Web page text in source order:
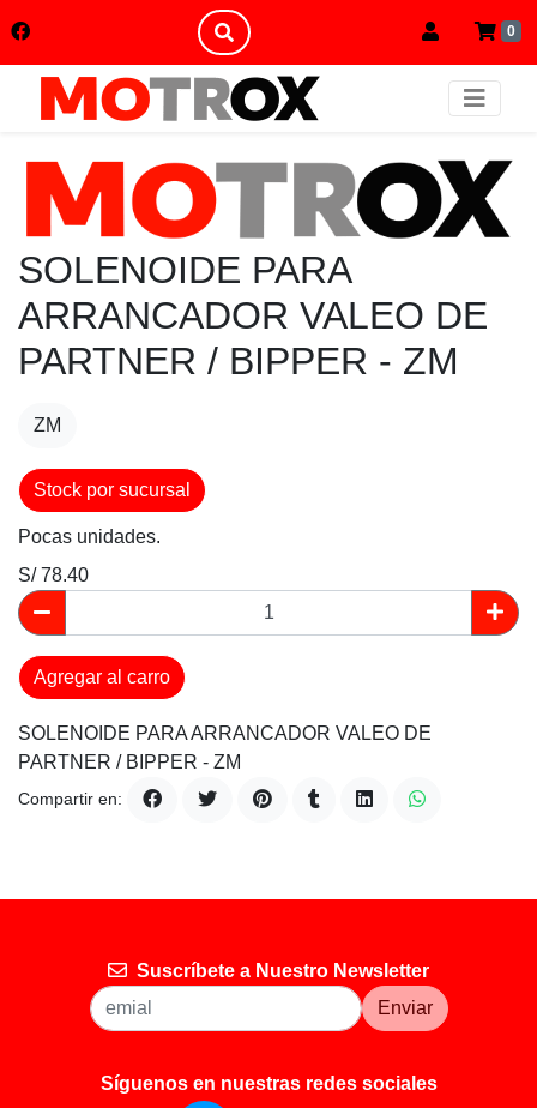
0
SOLENOIDE PARA
ARRANCADOR VALEO DE
PARTNER / BIPPER - ZM
ZM
Stock por sucursal
Pocas unidades.
S/ 78.40
Agregar al carro
SOLENOIDE PARA ARRANCADOR VALEO DE
PARTNER / BIPPER - ZM
Compartir en:
Suscríbete a Nuestro Newsletter
Enviar
Síguenos en nuestras redes sociales